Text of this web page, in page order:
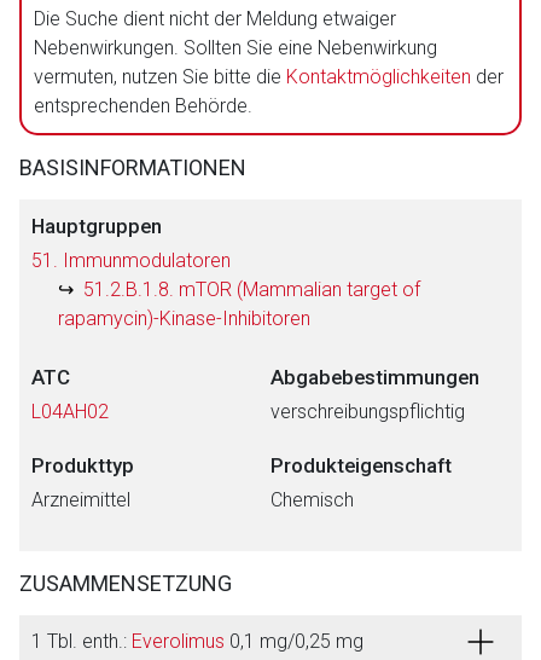
Die Suche dient nicht der Meldung etwaiger
Nebenwirkungen. Sollten Sie eine Nebenwirkung
vermuten, nutzen Sie bitte die Kontaktmöglichkeiten der
entsprechenden Behörde.
BASISINFORMATIONEN
Hauptgruppen
51. Immunmodulatoren
51.2.B.1.8. mTOR (Mammalian target of
rapamycin)-Kinase-Inhibitoren
ATC
L04AH02
Abgabebestimmungen
verschreibungspflichtig
Produkttyp
Arzneimittel
Produkteigenschaft
Chemisch
ZUSAMMENSETZUNG
1 Tbl. enth.: Everolimus 0,1 mg/0,25 mg